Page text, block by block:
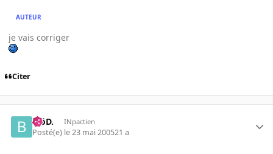
AUTEUR
je vais corriger
Citer
.BöD. INpactien
Posté(e) le 23 mai 200521 a